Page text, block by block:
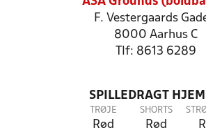
F. Vestergaards
8000 Aarhus C
Tlf: 8613 6289
SPILLEDRAGT
TRØJE
Rød
SHORTS
Rød